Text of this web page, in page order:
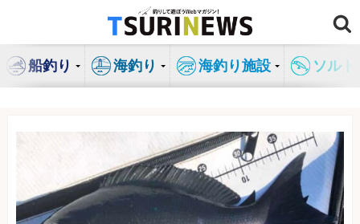
ン
船釣り 海釣り 海釣り施設 ソル